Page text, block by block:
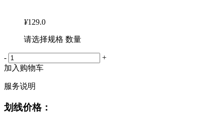
¥129.0
请选择规格 数量
-
+
加入购物车
服务说明
划线价格：